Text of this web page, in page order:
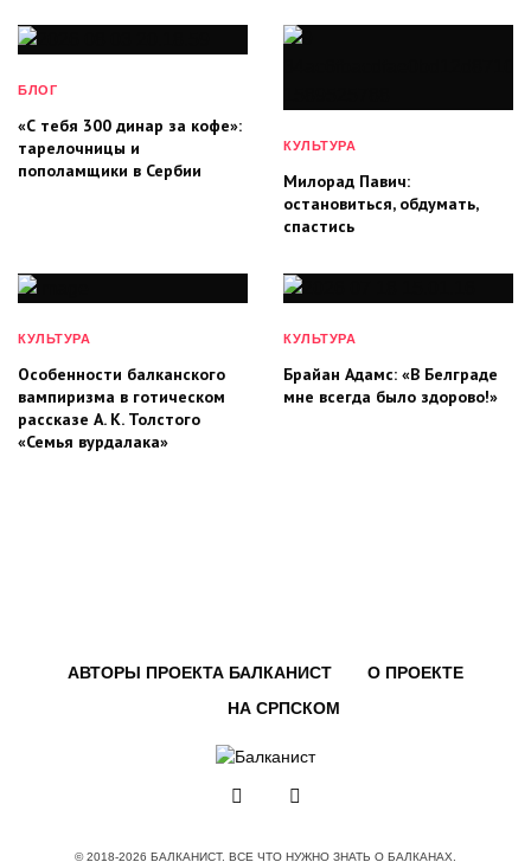
БЛОГ
«С тебя 300 динар за кофе»:
тарелочницы и
пополамщики в Сербии
КУЛЬТУРА
Милорад Павич:
остановиться, обдумать,
спастись
КУЛЬТУРА
Особенности балканского
вампиризма в готическом
рассказе А. К. Толстого
«Семья вурдалака»
КУЛЬТУРА
Брайан Адамс: «В Белграде
мне всегда было здорово!»
АВТОРЫ ПРОЕКТА БАЛКАНИСТ
О ПРОЕКТЕ
НА СРПСКОМ
© 2018-2026 БАЛКАНИСТ. ВСЕ ЧТО НУЖНО ЗНАТЬ О БАЛКАНАХ.